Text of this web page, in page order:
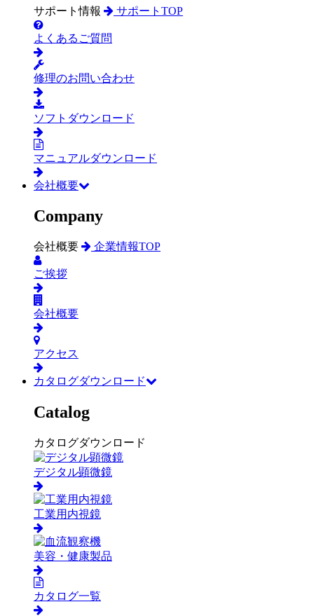
サポート情報 サポートTOP
よくあるご質問
修理のお問い合わせ
ソフトダウンロード
マニュアルダウンロード
会社概要
Company
会社概要 企業情報TOP
ご挨拶
会社概要
アクセス
カタログダウンロード
Catalog
カタログダウンロード
デジタル顕微鏡
工業用内視鏡
美容・健康製品
カタログ一覧